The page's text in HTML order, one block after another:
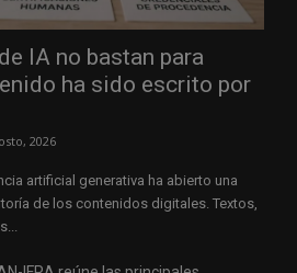
IA no bastan para
ha sido escrito por
2026
artificial generativa ha abierto una
de los contenidos digitales. Textos,